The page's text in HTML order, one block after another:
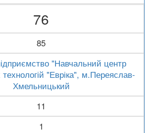
76
85
"Навчальний центр
"Евріка", м.Переяслав-
Хмельницький
11
1